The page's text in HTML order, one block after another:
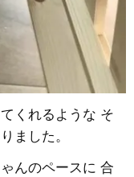
くれるような そ
ました。
んのペースに 合